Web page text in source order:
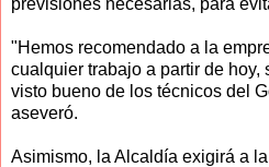
"Hemos recomendado a la
cualquier trabajo a partir de hoy,
visto bueno de los técnicos del
aseveró.
Asimismo, la Alcaldía exigirá a